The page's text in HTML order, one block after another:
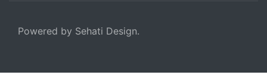
Powered by Sehati Design.